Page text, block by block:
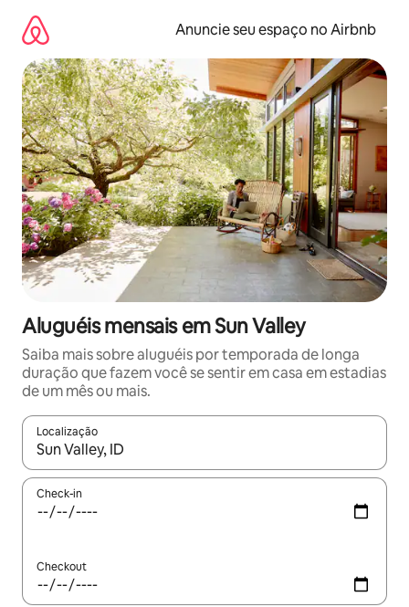
para
conteúdo
Anuncie seu espaço no Airbnb
Aluguéis mensais em Sun Valley
Saiba mais sobre aluguéis por temporada de longa
duração que fazem você se sentir em casa em estadias
de um mês ou mais.
Localização
Quando os resultados estiverem disponíveis, explore-os
Check-in
Checkout